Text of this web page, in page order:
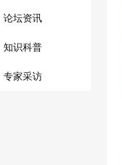
论坛资讯
知识科普
专家采访